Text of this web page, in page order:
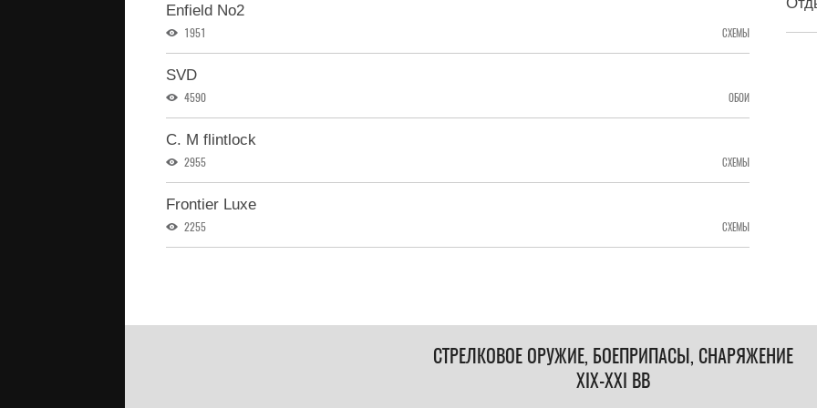
Enfield No2
1951 СХЕМЫ
SVD
4590 ОБОИ
C. M flintlock
2955 СХЕМЫ
Frontier Luxe
2255 СХЕМЫ
СТРЕЛКОВОЕ ОРУЖИЕ, БОЕПРИПАСЫ, СНАРЯЖЕНИЕ
XIX-XXI ВВ